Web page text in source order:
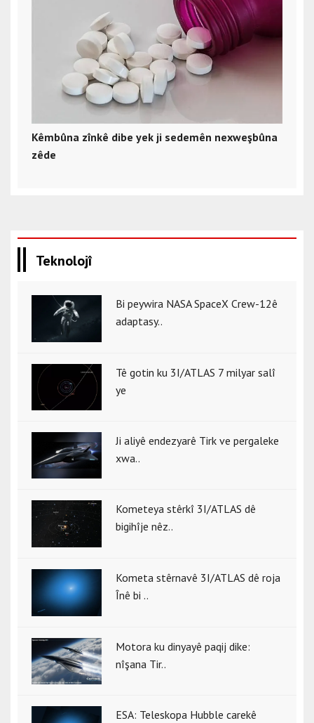
Kêmbûna zînkê dibe yek ji sedemên nexweşbûna
zêde
Teknolojî
Bi peywira NASA SpaceX Crew-12ê
adaptasy..
Tê gotin ku 3I/ATLAS 7 milyar salî
ye
Ji aliyê endezyarê Tirk ve pergaleke
xwa..
Kometeya stêrkî 3I/ATLAS dê
bigihîje nêz..
Kometa stêrnavê 3I/ATLAS dê roja
Înê bi ..
Motora ku dinyayê paqij dike:
nîşana Tir..
ESA: Teleskopa Hubble carekê